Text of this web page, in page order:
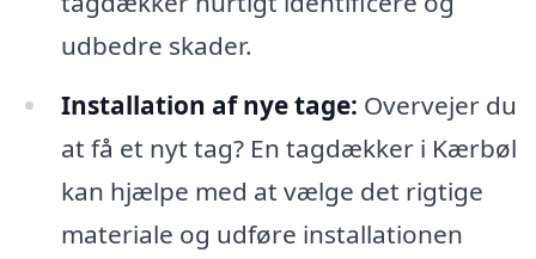
udbedre skader.
Installation af nye tage: Overvejer du
at få et nyt tag? En tagdækker i Kærbøl
kan hjælpe med at vælge det rigtige
materiale og udføre installationen